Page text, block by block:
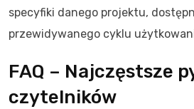
specyfiki danego projektu,
przewidywanego cyklu
FAQ – Najczęstsze
czytelników